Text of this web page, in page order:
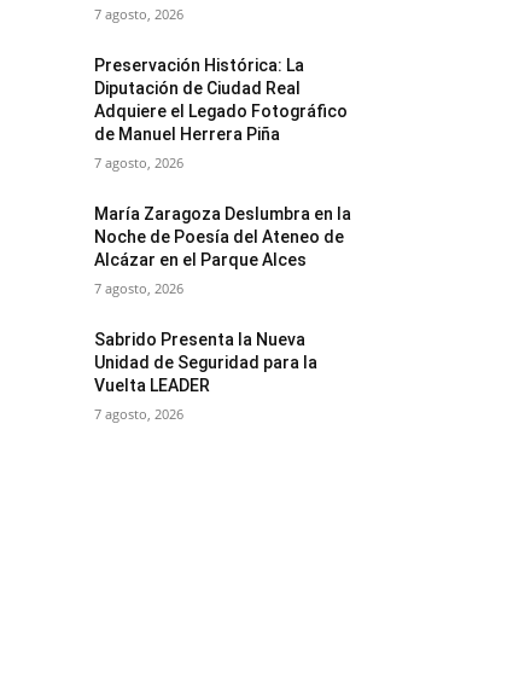
7 agosto, 2026
Preservación Histórica: La
Diputación de Ciudad Real
Adquiere el Legado Fotográfico
de Manuel Herrera Piña
7 agosto, 2026
María Zaragoza Deslumbra en la
Noche de Poesía del Ateneo de
Alcázar en el Parque Alces
7 agosto, 2026
Sabrido Presenta la Nueva
Unidad de Seguridad para la
Vuelta LEADER
7 agosto, 2026